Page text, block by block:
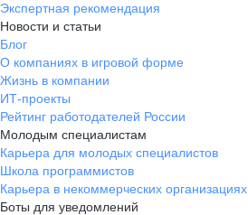
Экспертная рекомендация
Новости и статьи
Блог
О компаниях в игровой форме
Жизнь в компании
ИТ-проекты
Рейтинг работодателей России
Молодым специалистам
Карьера для молодых специалистов
Школа программистов
Карьера в некоммерческих организациях
Боты для уведомлений